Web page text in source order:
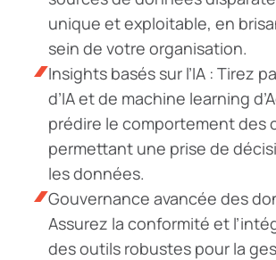
unique et exploitable, en
sein de votre organisation.
Insights basés sur l’IA : Tirez
d’IA et de machine learning
prédire le comportement des
permettant une prise de
les données.
Gouvernance avancée des
Assurez la conformité et
des outils robustes pour la